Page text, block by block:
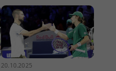
20.10.2025